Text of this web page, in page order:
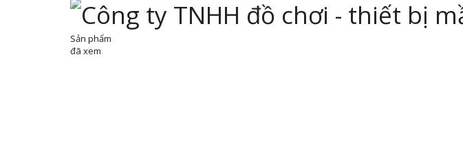
Sản phẩm
đã xem